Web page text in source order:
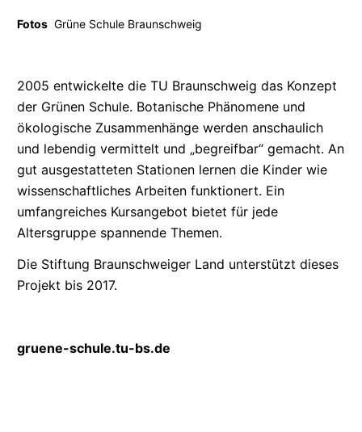
Fotos Grüne Schule Braunschweig
2005 entwickelte die TU Braunschweig das Konzept
der Grünen Schule. Botanische Phänomene und
ökologische Zusammenhänge werden anschaulich
und lebendig vermittelt und „begreifbar“ gemacht. An
gut ausgestatteten Stationen lernen die Kinder wie
wissenschaftlichesArbeiten funktionert. Ein
umfangreiches Kursangebot bietet für jede
Altersgruppe spannende Themen.
Die Stiftung Braunschweiger Land unterstützt dieses
Projekt bis 2017.
gruene-schule.tu-bs.de